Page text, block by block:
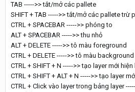
TAB ----->> tắt/mở các pallete
SHIFT + TAB ----->> tắt/mở các pallete trừ
CTRL + SPACEBAR ----->> phóng to
ALT + SPACEBAR ----->> thu nhỏ
ALT + DELETE ----->> tô màu foreground
CTRL + DELETE ----->> tô màu background
CTRL + SHIFT + N ----->> tạo layer mới
CTRL + SHIFT + ALT + N ----->> tạo layer
CTRL + Click vào layer trong bảng layer